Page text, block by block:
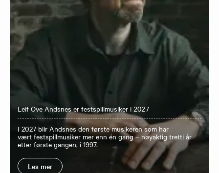
Leif Ove Andsnes er festspillmusiker i 2027
I 2027 blir Andsnes den første musikeren som har
vært festspillmusiker mer enn én gang – nøyaktig tretti år
etter første gangen, i 1997.
Les mer